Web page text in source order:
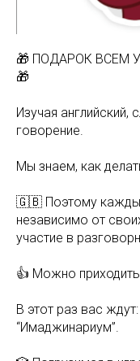
🎁 ПОДАРОК ВСЕМ
🎁
Изучая английский,
говорение.
Мы знаем, как
🇬🇧 Поэтому
независимо от
участие в
👍 Можно
В этот раз вас
“Имаджинариум”.